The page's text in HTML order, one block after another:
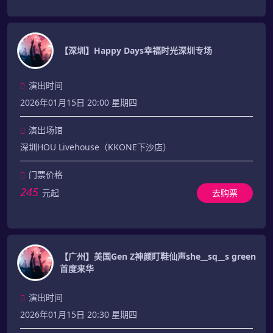
【深圳】Happy Days幸福时光深圳专场
演出时间
2026年01月15日 20:00 星期四
演出场馆
深圳HOU Livehouse（KKONE下沙店）
门票价格
245 元起 去购票
【广州】美国Gen Z神颜盯鞋仙声she__sq__s green
首度来华
演出时间
2026年01月15日 20:30 星期四